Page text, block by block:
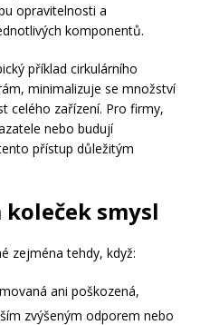
opravitelnosti a
komponentů.
příklad cirkulárního
minimalizuje se množství
celého zařízení. Pro firmy,
nebo budují
přístup důležitým
koleček smysl
zejména tehdy, když:
ani poškozená,
zvýšeným odporem nebo